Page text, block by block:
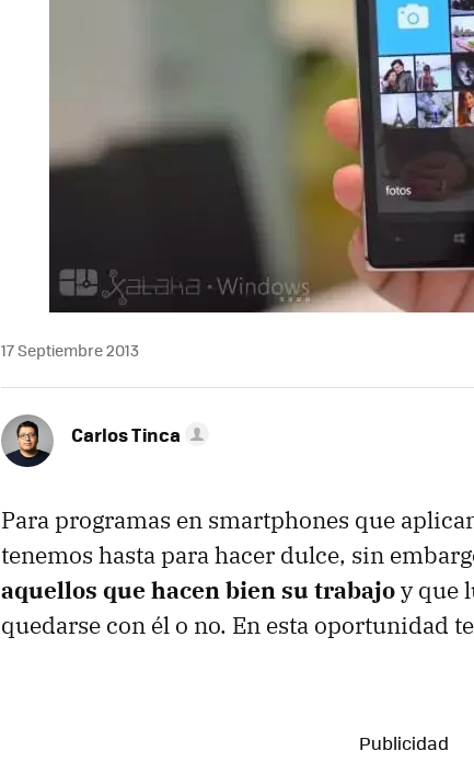
17 Septiembre 2013
Carlos Tinca
Para programas en smartphones que
tenemos hasta para hacer dulce, sin
aquellos que hacen bien su trabajoy que
quedarse con él o no. En esta oportunidad